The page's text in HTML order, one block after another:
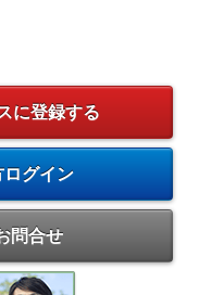
に登録する
ログイン
問合せ